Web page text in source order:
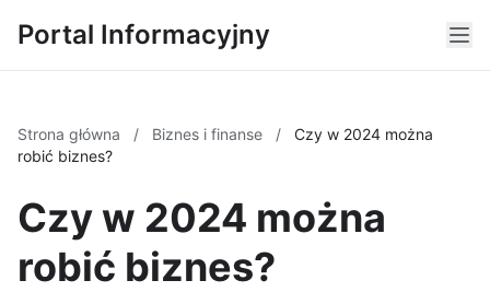
Portal Informacyjny
Strona główna / Biznes i finanse /
Czy w 2024 można
robić biznes?
Czy w 2024 można
robić biznes?